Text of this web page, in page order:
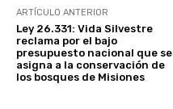
ARTÍCULO ANTERIOR
Ley 26.331: Vida Silvestre
reclama por el bajo
presupuesto nacional que se
asigna a la conservación de
los bosques de Misiones